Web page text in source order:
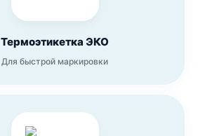
Термоэтикетка ЭКО
Для быстрой маркировки